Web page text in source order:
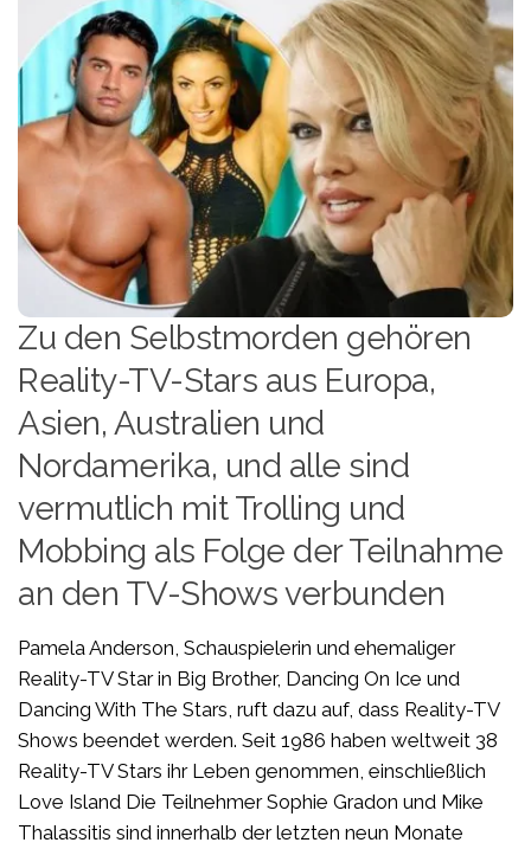
Zu den Selbstmorden gehören
Reality-TV-Stars aus Europa,
Asien, Australien und
Nordamerika, und alle sind
vermutlich mit Trolling und
Mobbing als Folge der Teilnahme
an den TV-Shows verbunden
Pamela Anderson, Schauspielerin und ehemaliger
Reality-TV Star in Big Brother, Dancing On Ice und
Dancing With The Stars, ruft dazu auf, dass Reality-TV
Shows beendet werden. Seit 1986 haben weltweit 38
Reality-TV Stars ihr Leben genommen, einschließlich
Love Island Die Teilnehmer Sophie Gradon und Mike
Thalassitis sind innerhalb der letzten neun Monate